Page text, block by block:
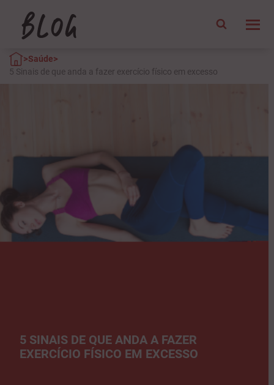
>Saúde>
5 Sinais de que anda a fazer exercício físico em excesso
5 SINAIS DE QUE ANDA A FAZER
EXERCÍCIO FÍSICO EM EXCESSO